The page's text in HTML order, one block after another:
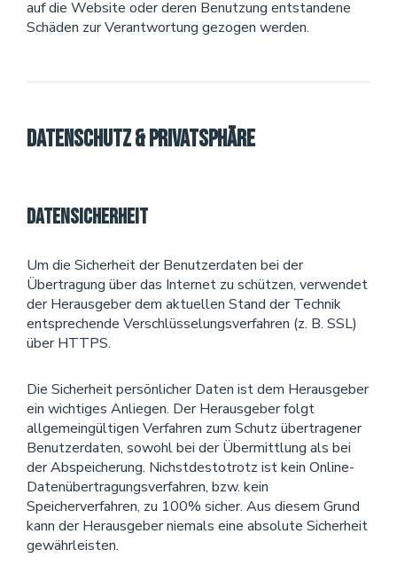
auf die Website oder deren Benutzung entstandene
Schäden zur Verantwortung gezogen werden.
Datenschutz & Privatsphäre
Datensicherheit
Um die Sicherheit der Benutzerdaten bei der
Übertragung über das Internet zu schützen, verwendet
der Herausgeber dem aktuellen Stand der Technik
entsprechende Verschlüsselungsverfahren (z. B. SSL)
über HTTPS.
Die Sicherheit persönlicher Daten ist dem Herausgeber
ein wichtiges Anliegen. Der Herausgeber folgt
allgemeingültigen Verfahren zum Schutz übertragener
Benutzerdaten, sowohl bei der Übermittlung als bei
der Abspeicherung. Nichstdestotrotz ist kein Online-
Datenübertragungsverfahren, bzw. kein
Speicherverfahren, zu 100% sicher. Aus diesem Grund
kann der Herausgeber niemals eine absolute Sicherheit
gewährleisten.